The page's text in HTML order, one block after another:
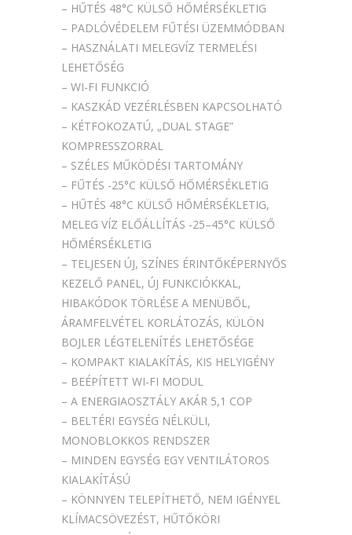
– HŰTÉS 48°C KÜLSŐ HŐMÉRSÉKLETIG
– PADLÓVÉDELEM FŰTÉSI ÜZEMMÓDBAN
– HASZNÁLATI MELEGVÍZ TERMELÉSI
LEHETŐSÉG
– WI-FI FUNKCIÓ
– KASZKÁD VEZÉRLÉSBEN KAPCSOLHATÓ
– KÉTFOKOZATÚ, „DUAL STAGE”
KOMPRESSZORRAL
– SZÉLES MŰKÖDÉSI TARTOMÁNY
– FŰTÉS -25°C KÜLSŐ HŐMÉRSÉKLETIG
– HŰTÉS 48°C KÜLSŐ HŐMÉRSÉKLETIG,
MELEG VÍZ ELŐÁLLÍTÁS -25–45°C KÜLSŐ
HŐMÉRSÉKLETIG
– TELJESEN ÚJ, SZÍNES ÉRINTŐKÉPERNYŐS
KEZELŐ PANEL, ÚJ FUNKCIÓKKAL,
HIBAKÓDOK TÖRLÉSE A MENÜBŐL,
ÁRAMFELVÉTEL KORLÁTOZÁS, KÜLÖN
BOJLER LÉGTELENÍTÉS LEHETŐSÉGE
– KOMPAKT KIALAKÍTÁS, KIS HELYIGÉNY
– BEÉPÍTETT WI-FI MODUL
– A ENERGIAOSZTÁLY AKÁR 5,1 COP
– BELTÉRI EGYSÉG NÉLKÜLI,
MONOBLOKKOS RENDSZER
– MINDEN EGYSÉG EGY VENTILÁTOROS
KIALAKÍTÁSÚ
– KÖNNYEN TELEPÍTHETŐ, NEM IGÉNYEL
KLÍMACSÖVEZÉST, HŰTŐKÖRI